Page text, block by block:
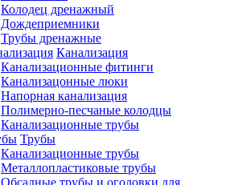
Колодец дренажный
Дождеприемники
Трубы дренажные
Канализация
Канализационные фитинги
Канализацонные люки
Напорная канализация
Полимерно-песчаные колодцы
Канализационные трубы
Трубы
Канализационные трубы
Металлопластиковые трубы
Обсадные трубы и оголовки для